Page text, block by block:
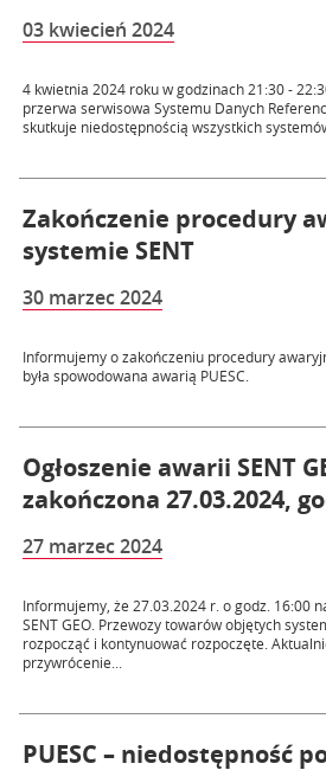
03 kwiecień 2024
4 kwietnia 2024 roku w godzinach 21:30 -
przerwa serwisowa Systemu Danych
skutkuje niedostępnością wszystkich
Zakończenie procedury
systemie SENT
30 marzec 2024
Informujemy o zakończeniu procedury
była spowodowana awarią PUESC.
Ogłoszenie awarii SENT
zakończona 27.03.2024,
27 marzec 2024
Informujemy, że 27.03.2024 r. o godz. 16:00
SENT GEO. Przewozy towarów objętych
rozpocząć i kontynuować rozpoczęte.
przywrócenie...
PUESC – niedostępność